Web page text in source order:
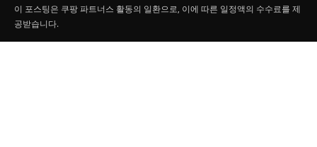
이 포스팅은 쿠팡 파트너스 활동의 일환으로, 이에 따른 일정액의 수수료를 제
공받습니다.